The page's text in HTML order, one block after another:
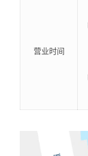
营业时间